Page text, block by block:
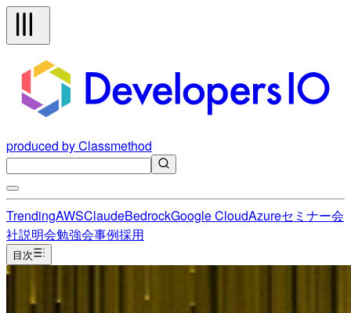
produced by Classmethod
TrendingAWSClaudeBedrockGoogle CloudAzureセミナー会
社説明会勉強会事例採用
目次